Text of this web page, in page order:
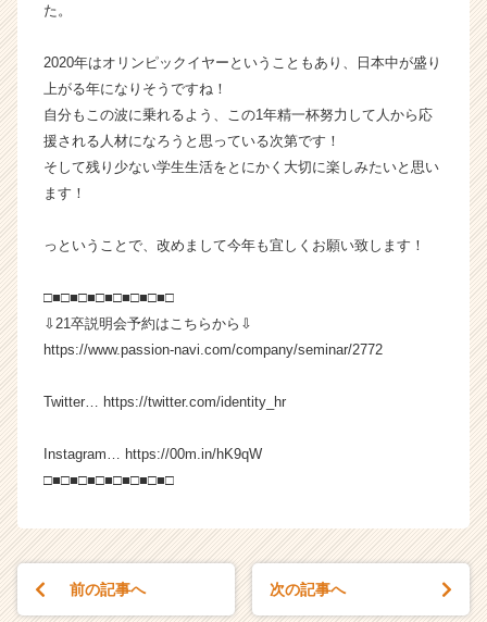
ト
チ
ア
キ
ャ
リ
h
a
e
r）
た。
2020年はオリンピックイヤーということもあり、日本中が盛り
上がる年になりそうですね！
自分もこの波に乗れるよう、この1年精一杯努力して人から応
援される人材になろうと思っている次第です！
そして残り少ない学生生活をとにかく大切に楽しみたいと思い
ます！
っということで、改めまして今年も宜しくお願い致します！
□■□■□■□■□■□■□■□
⇩21卒説明会予約はこちらから⇩
https://www.passion-navi.com/company/seminar/2772
Twitter… https://twitter.com/identity_hr
Instagram… https://00m.in/hK9qW
□■□■□■□■□■□■□■□
前の記事へ 次の記事へ